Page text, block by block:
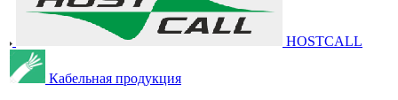
HOSTCALL
Кабельная продукция